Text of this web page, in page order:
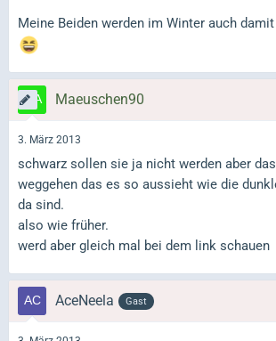
Meine Beiden werden im Winter auch
Maeuschen90
3. März 2013
schwarz sollen sie ja nicht werden aber
weggehen das es so aussieht wie die
da sind.
also wie früher.
werd aber gleich mal bei dem link schauen
AceNeela Gast